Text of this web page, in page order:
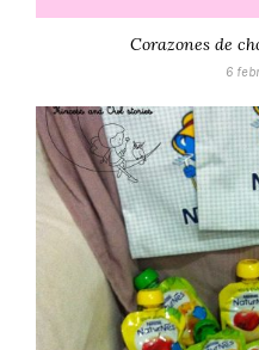
Corazones de
6